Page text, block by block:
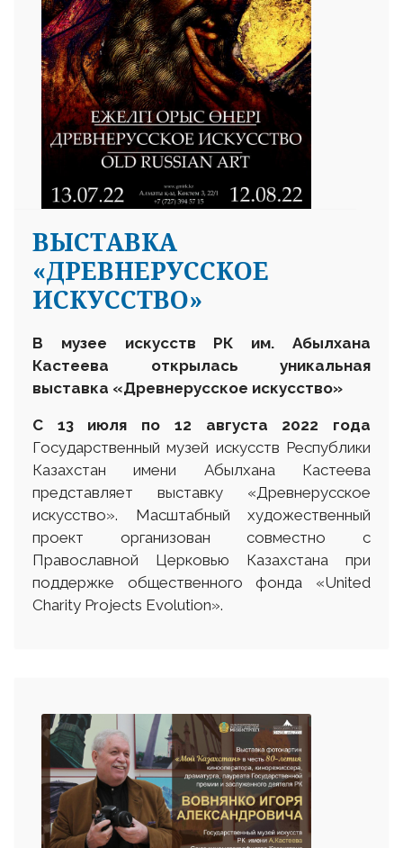
ВЫСТАВКА
«ДРЕВНЕРУССКОЕ
ИСКУССТВО»
В музее искусств РК им.Абылхана
Кастеева открылась уникальная
выставка «Древнерусское искусство»
С 13июля по 12 августа 2022 года
Государственный музей искусств Республики
Казахстан имени Абылхана Кастеева
представляет выставку «Древнерусское
искусство». Масштабный художественный
проект организован совместно с
Православной Церковью Казахстана при
поддержке общественного фонда «United
Charity Projects Evolution».